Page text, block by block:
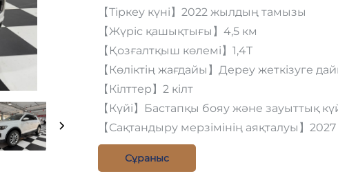
【Тіркеу күні】2022 жылдың тамызы
【Жүріс қашықтығы】4,5 км
【Қозғалтқыш көлемі】1,4T
【Көліктің жағдайы】Дереу жеткізуге
【Кілттер】2 кілт
【Күйі】Бастапқы бояу және зауыттық
【Сақтандыру мерзімінің аяқталуы】
Сұраныс